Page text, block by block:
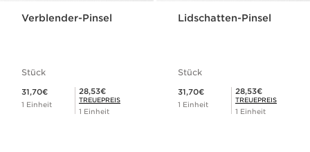
Verblender-Pinsel
Stück
31,70€
1 Einheit
Mitgliederpreis 28,53€
28,53€
TREUEPREIS
1 Einheit
Lidschatten-Pinsel
Stück
31,70€
1 Einheit
Mitgliederpreis 28,53€
28,53€
TREUEPREIS
1 Einheit